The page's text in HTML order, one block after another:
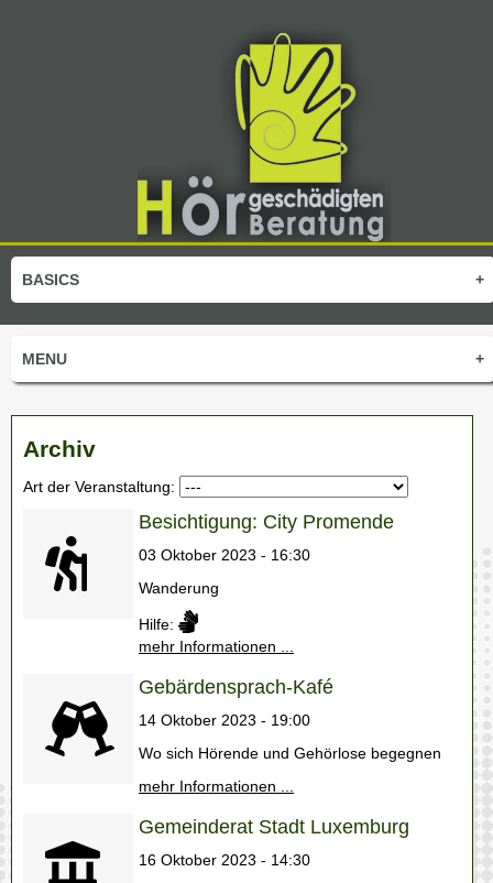
+
BASICS
+
MENU
Archiv
Art der Veranstaltung:
Besichtigung: City Promende
03 Oktober 2023 - 16:30
Wanderung
Hilfe:
mehr Informationen ...
Gebärdensprach-Kafé
14 Oktober 2023 - 19:00
Wo sich Hörende und Gehörlose begegnen
mehr Informationen ...
Gemeinderat Stadt Luxemburg
16 Oktober 2023 - 14:30